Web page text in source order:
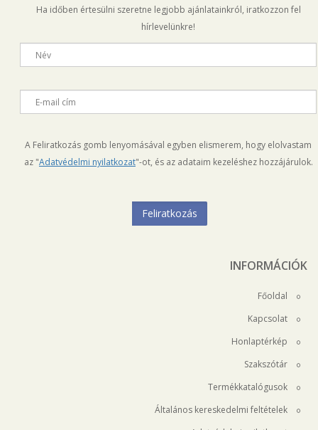
Ha időben értesülni szeretne legjobb ajánlatainkról, iratkozzon fel
hírlevelünkre!
Név
E-mail cím
A Feliratkozás gomb lenyomásával egyben elismerem, hogy elolvastam
az "Adatvédelmi nyilatkozat"-ot, és az adataim kezeléshez hozzájárulok.
INFORMÁCIÓK
Főoldal
Kapcsolat
Honlaptérkép
Szakszótár
Termékkatalógusok
Általános kereskedelmi feltételek